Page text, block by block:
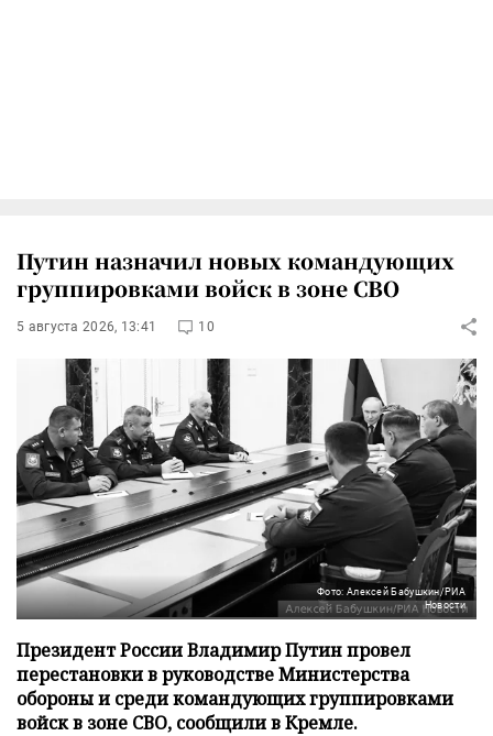
Путин назначил новых командующих
группировками войск в зоне СВО
5 августа 2026, 13:41 10
Фото: Алексей Бабушкин/РИА
Новости
Президент России Владимир Путин провел
перестановки в руководстве Министерства
обороны и среди командующих группировками
войск в зоне СВО, сообщили в Кремле.